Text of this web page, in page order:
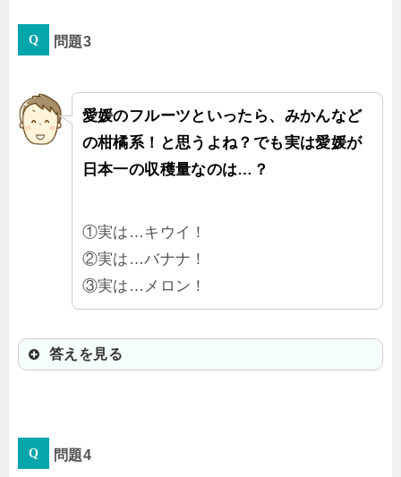
ハート形の鼻がチャームポイント♪し
問題3
愛媛のフルーツといったら、みかんなど
の柑橘系！と思うよね？でも実は愛媛が
日本一の収穫量なのは…？
①実は…キウイ！
②実は…バナナ！
③実は…メロン！
答えを見る
実は…キウイは皮ごと食べられるん
問題4